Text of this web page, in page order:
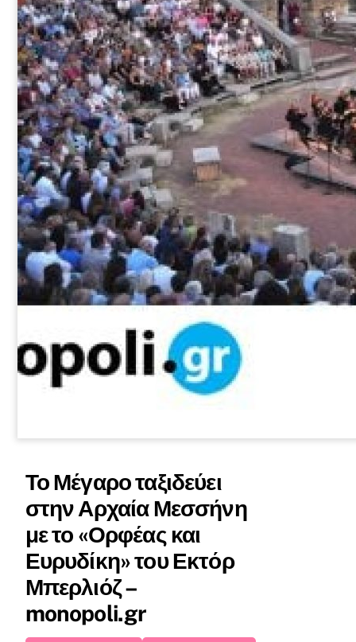
Το Μέγαρο ταξιδεύει
στην Αρχαία Μεσσήνη
με το «Ορφέας και
Ευρυδίκη» του Εκτόρ
Μπερλιόζ –
monopoli.gr